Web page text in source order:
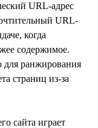
URL-адрес
URL-
когда
содержимое.
для ранжирования
страниц из-за
сайта играет